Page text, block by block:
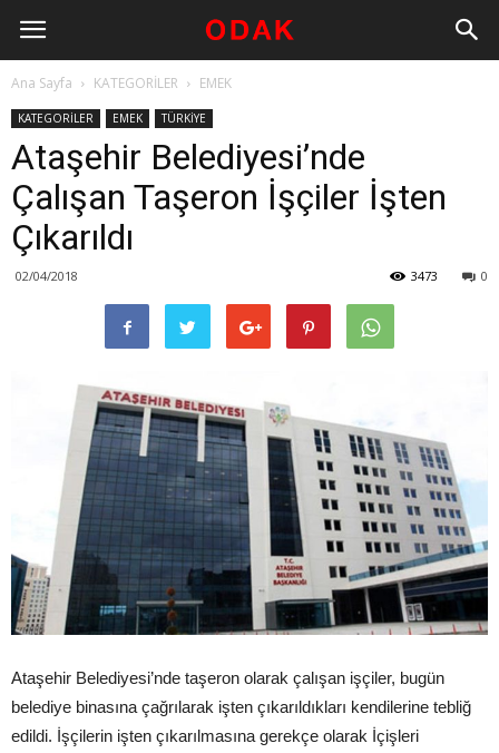
Ana Sayfa KATEGORİLER EMEK
KATEGORİLER EMEK TÜRKİYE
Ataşehir Belediyesi’nde
Çalışan Taşeron İşçiler İşten
Çıkarıldı
02/04/2018 0
3473
Ataşehir Belediyesi’nde taşeron olarak çalışan işçiler, bugün
belediye binasına çağrılarak işten çıkarıldıkları kendilerine tebliğ
edildi. İşçilerin işten çıkarılmasına gerekçe olarak İçişleri